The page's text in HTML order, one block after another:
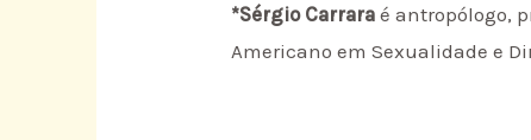
*Sérgio Carrara é antropólogo,
Americano em Sexualidade e